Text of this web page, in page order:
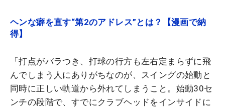
ヘンな癖を直す“第2のアドレス”とは？【漫画で納
得】
「打点がバラつき、打球の行方も左右定まらずに飛
んでしまう人にありがちなのが、スイングの始動と
同時に正しい軌道から外れてしまうこと。始動30セ
ンチの段階で、すでにクラブヘッドをインサイドに